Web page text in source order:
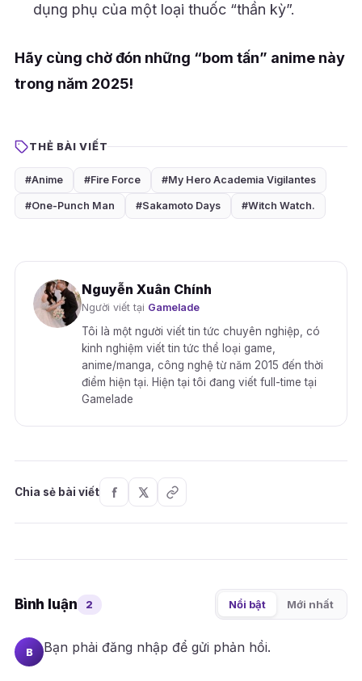
dụng phụ của một loại thuốc “thần kỳ”.
Hãy cùng chờ đón những “bom tấn” anime này
trong năm 2025!
THẺ BÀI VIẾT
#Anime #Fire Force #My Hero Academia Vigilantes
#One-Punch Man #Sakamoto Days #Witch Watch.
Nguyễn Xuân Chính
Người viết tại Gamelade
Tôi là một người viết tin tức chuyên nghiệp, có
kinh nghiệm viết tin tức thể loại game,
anime/manga, công nghệ từ năm 2015 đến thời
điểm hiện tại. Hiện tại tôi đang viết full-time tại
Gamelade
Chia sẻ bài viết
Bình luận 2 Nổi bật Mới nhất
B Bạn phải đăng nhập để gửi phản hồi.